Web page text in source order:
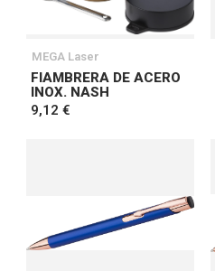
MEGA Laser
FIAMBRERA DE ACERO
INOX. NASH
9,12 €